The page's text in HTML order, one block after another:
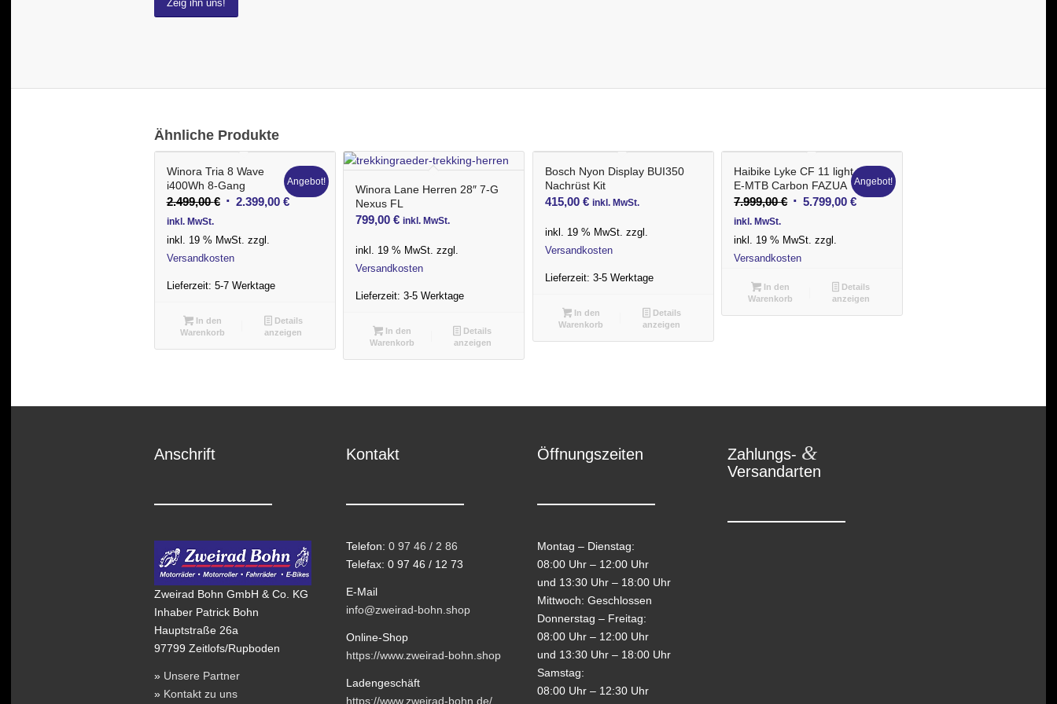
Zeig ihn uns!
Ähnliche Produkte
Winora Tria 8 Wave
i400Wh 8-Gang
2.499,00€ Ursprünglicher
war:
2.499,00 €
2.399,00 €Aktueller
inkl. MwSt.
Angebot!
inkl. 19 % MwSt. zzgl.
Versandkosten
Lieferzeit: 5-7 Werktage
In den
Warenkorb
Details
anzeigen
Winora Lane Herren 28″ 7-G
Nexus FL
799,00€ inkl. MwSt.
inkl. 19 % MwSt. zzgl.
Versandkosten
Lieferzeit:3-5 Werktage
In den
Warenkorb
Details
anzeigen
Bosch Nyon Display BUI350
Nachrüst Kit
415,00 € inkl. MwSt.
inkl. 19 % MwSt. zzgl.
Versandkosten
Lieferzeit: 3-5 Werktage
In den
Warenkorb
Details
anzeigen
Haibike Lyke CF 11 light
E-MTB Carbon FAZUA
7.999,00€ Ursprünglicher
war:
7.999,00 €
5.799,00€Aktueller
inkl. MwSt.
Angebot!
inkl. 19 % MwSt. zzgl.
Versandkosten
In den
Warenkorb
Details
anzeigen
Anschrift
Zweirad Bohn GmbH & Co. KG
Inhaber Patrick Bohn
Hauptstraße 26a
97799 Zeitlofs/Rupboden
» Unsere Partner
» Kontakt zu uns
Kontakt
Telefon: 0 97 46 / 2 86
Telefax: 0 97 46 / 12 73
E-Mail
info@zweirad-bohn.shop
Online-Shop
https://www.zweirad-bohn.shop
Ladengeschäft
https://www.zweirad-bohn.de/
Öffnungszeiten
Montag – Dienstag:
08:00 Uhr – 12:00 Uhr
und 13:30 Uhr – 18:00 Uhr
Mittwoch: Geschlossen
Donnerstag – Freitag:
08:00 Uhr – 12:00 Uhr
und 13:30 Uhr – 18:00 Uhr
Samstag:
08:00 Uhr – 12:30 Uhr
Zahlungs- &
Versandarten